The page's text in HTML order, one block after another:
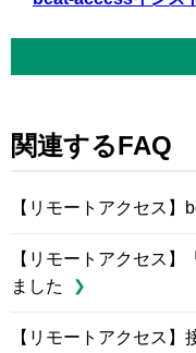
関連するFAQ
【リモートアクセス
【リモートアクセス
ました
【リモートアクセス